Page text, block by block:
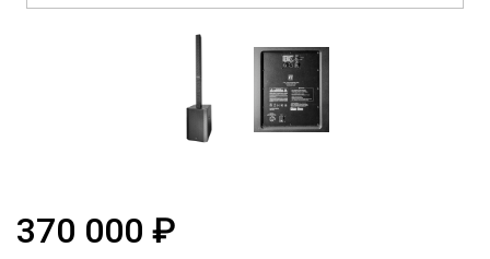
370 000 ₽